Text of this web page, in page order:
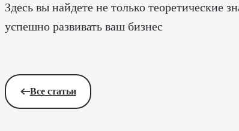
Здесь вы найдете не только теоретические
успешно развивать ваш бизнес
Все статьи